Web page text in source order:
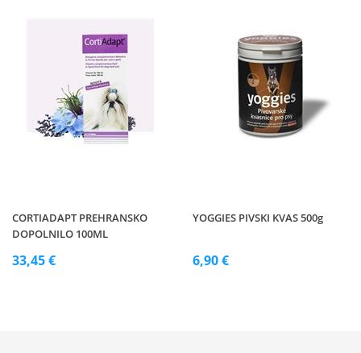
CORTIADAPT PREHRANSKO
DOPOLNILO 100ML
33,45 €
YOGGIES PIVSKI KVAS 500g
6,90 €